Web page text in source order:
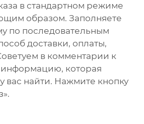
в стандартном режиме
образом. Заполняете
по последовательным
доставки, оплаты,
в комментарии к
информацию, которая
вас найти. Нажмите кнопку